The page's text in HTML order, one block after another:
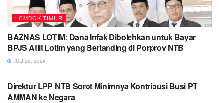
LOMBOK TIMUR
BAZNAS LOTIM: Dana Infak Dibolehkan untuk Bayar
BPJS Atlit Lotim yang Bertanding di Porprov NTB
JULI 29, 2026
Direktur LPP NTB Sorot Minimnya Kontribusi Busi PT
AMMAN ke Negara